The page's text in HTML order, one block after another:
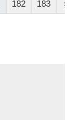
182 183 ›